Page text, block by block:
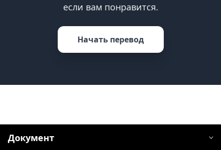
если вам понравится.
Начать перевод
Документ